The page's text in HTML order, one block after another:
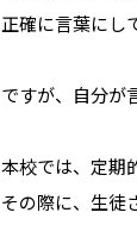
正確に言葉にし
ですが、自分が
本校では、定期
その際に、生徒